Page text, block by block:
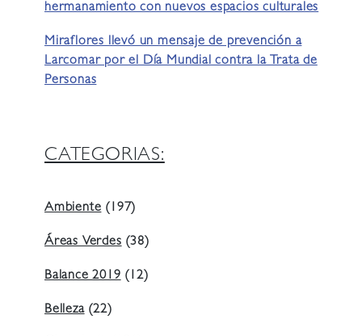
hermanamiento con nuevos espacios culturales
Miraflores llevó un mensaje de prevención a
Larcomar por el Día Mundial contra la Trata de
Personas
CATEGORIAS:
Ambiente (197)
Áreas Verdes (38)
Balance 2019 (12)
Belleza(22)